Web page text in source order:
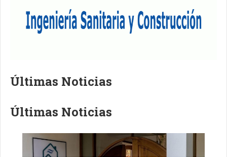
Últimas Noticias
Últimas Noticias